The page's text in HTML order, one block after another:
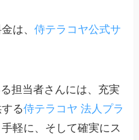
は、侍テラコヤ公式サ
担当者さんには、充実
する侍テラコヤ 法人プラ
軽に、そして確実にス